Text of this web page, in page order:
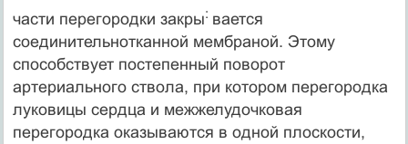
части перегородки закры: вается
соединительнотканной мембраной. Этому
способствует постепенный поворот
артериального ствола, при котором перегородка
луковицы сердца и межжелудочковая
перегородка оказываются в одной плоскости,